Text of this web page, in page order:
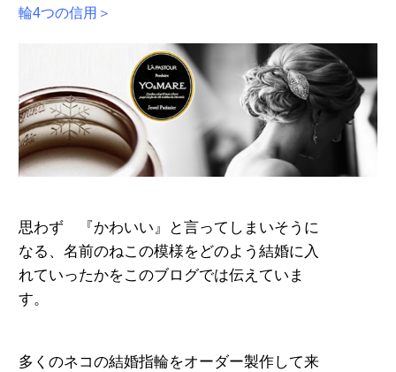
輪4つの信用＞
思わず 『かわいい』と言ってしまいそうに
なる、名前のねこの模様をどのよう結婚に入
れていったかをこのブログでは伝えていま
す。
多くのネコの結婚指輪をオーダー製作して来